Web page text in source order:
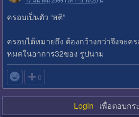
ครอบเป็นตัว “สติ”
ครอบได้หมายถึง ต้องกว้างกว่าจึงจะค
หมดในอาการ32ของ รูปนาม
 0
Login เพื่อตอบกร